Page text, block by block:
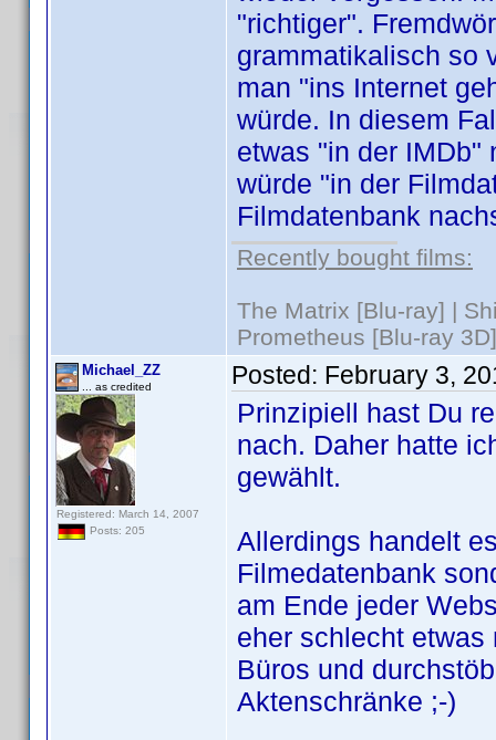
"richtiger".
grammatikalisch so
man "ins Internet
würde. In diesem
etwas "in der IMDb"
würde "in der
Filmdatenbank
Recently bought films:
The Matrix [Blu-ray] |
Prometheus [Blu-ray
Michael_ZZ
... as credited
Registered: March 14, 2007
Posts: 205
Posted: February 3,
Prinzipiell hast Du
nach. Daher hatte
gewählt.
Allerdings handelt
Filmedatenbank
am Ende jeder
eher schlecht
Büros und
Aktenschränke ;-)